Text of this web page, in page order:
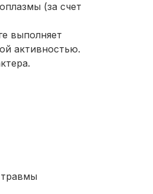
(за счет
выполняет
активностью.
травмы